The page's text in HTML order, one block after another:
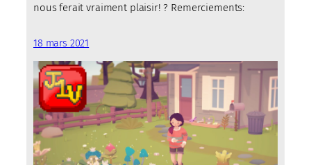
nous ferait vraiment plaisir! ? Remerciements:
18 mars 2021